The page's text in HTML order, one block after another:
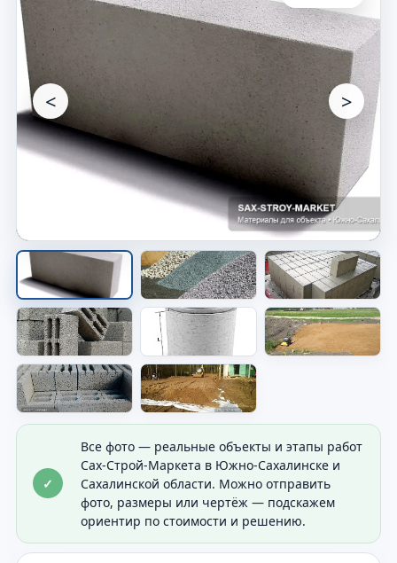
<
Опалубка перед заливкой
Показана форма будущего основания перед
бетоном.
>
✓
Все фото — реальные объекты и этапы работ
Сах-Строй-Маркета в Южно-Сахалинске и
Сахалинской области. Можно отправить
фото, размеры или чертёж — подскажем
ориентир по стоимости и решению.